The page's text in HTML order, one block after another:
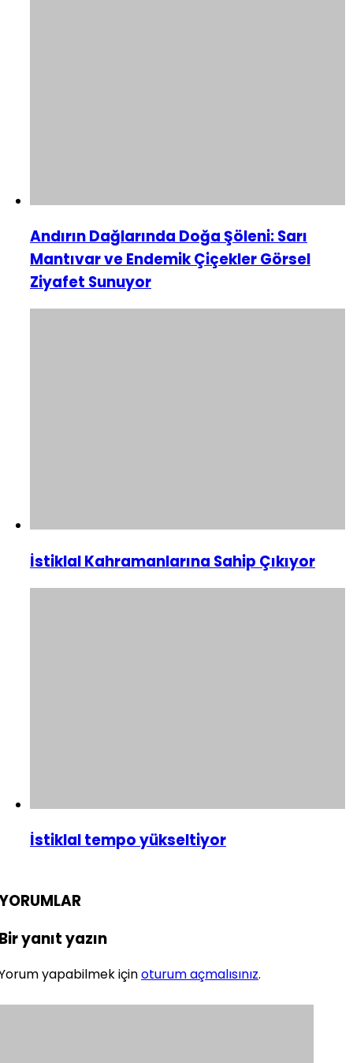
Andırın Dağlarında Doğa Şöleni: Sarı
Mantıvar ve Endemik Çiçekler Görsel
Ziyafet Sunuyor
İstiklal Kahramanlarına Sahip Çıkıyor
İstiklal tempo yükseltiyor
yanıt yazın
yapabilmek içinoturum açmalısınız.